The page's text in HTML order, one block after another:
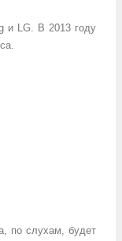
и LG. В 2013 году
по слухам, будет